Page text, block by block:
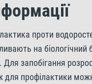
проти
на біологічний
запобігання
для профілактики